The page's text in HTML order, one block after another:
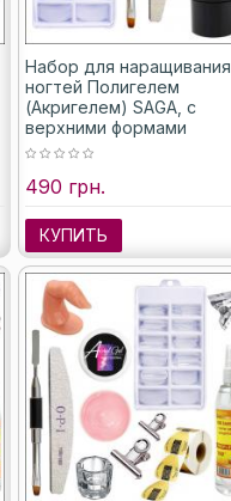
Набор для наращивания
ногтей Полигелем
(Акригелем) SAGA, с
верхними формами
490 грн.
КУПИТЬ